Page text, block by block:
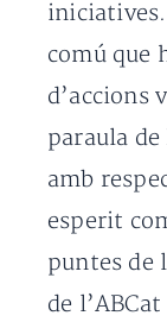
comú que
d’accions
paraula de
amb
esperit
puntes de
de